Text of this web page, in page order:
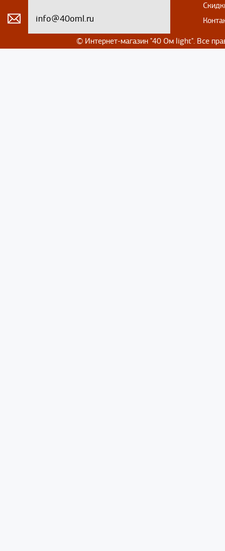
info@40oml.ru
© Интернет-магазин "40 Ом light". Все